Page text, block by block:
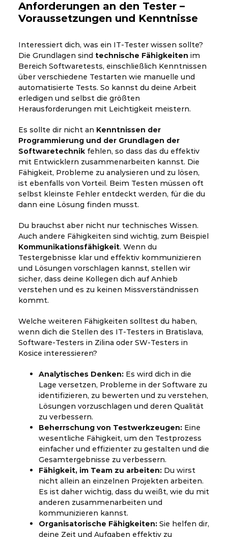
Anforderungen an den Tester –
Voraussetzungen und Kenntnisse
Interessiert dich, was ein IT-Tester wissen sollte?
Die Grundlagen sind technische Fähigkeiten im
Bereich Softwaretests, einschließlich Kenntnissen
über verschiedene Testarten wie manuelle und
automatisierte Tests. So kannst du deine Arbeit
erledigen und selbst die größten
Herausforderungen mit Leichtigkeit meistern.
Es sollte dir nicht an Kenntnissen der
Programmierung und der Grundlagen der
Softwaretechnikfehlen, so dass das du effektiv
mit Entwicklern zusammenarbeiten kannst. Die
Fähigkeit, Probleme zu analysieren und zu lösen,
ist ebenfalls von Vorteil. Beim Testen müssen oft
selbst kleinste Fehler entdeckt werden, für die du
dann eine Lösung finden musst.
Du brauchst aber nicht nur technisches Wissen.
Auch andere Fähigkeiten sind wichtig, zum Beispiel
Kommunikationsfähigkeit. Wenn du
Testergebnisse klar und effektiv kommunizieren
und Lösungen vorschlagen kannst, stellen wir
sicher, dass deine Kollegen dich auf Anhieb
verstehen und es zu keinen Missverständnissen
kommt.
Welche weiteren Fähigkeiten solltest du haben,
wenn dich die Stellen des IT-Testers in Bratislava,
Software-Testers in Zilina oder SW-Testers in
Kosice interessieren?
Analytisches Denken:Es wird dich in die
Lage versetzen, Probleme in der Software zu
identifizieren, zu bewerten und zu verstehen,
Lösungen vorzuschlagen und deren Qualität
zu verbessern.
Beherrschung von Testwerkzeugen:Eine
wesentliche Fähigkeit, um den Testprozess
einfacher und effizienter zu gestalten und die
Gesamtergebnisse zu verbessern.
Fähigkeit, im Team zu arbeiten:Du wirst
nicht allein an einzelnen Projekten arbeiten.
Es ist daher wichtig, dass du weißt, wie du mit
anderen zusammenarbeiten und
kommunizieren kannst.
Organisatorische Fähigkeiten:Sie helfen dir,
deine Zeit und Aufgaben effektiv zu